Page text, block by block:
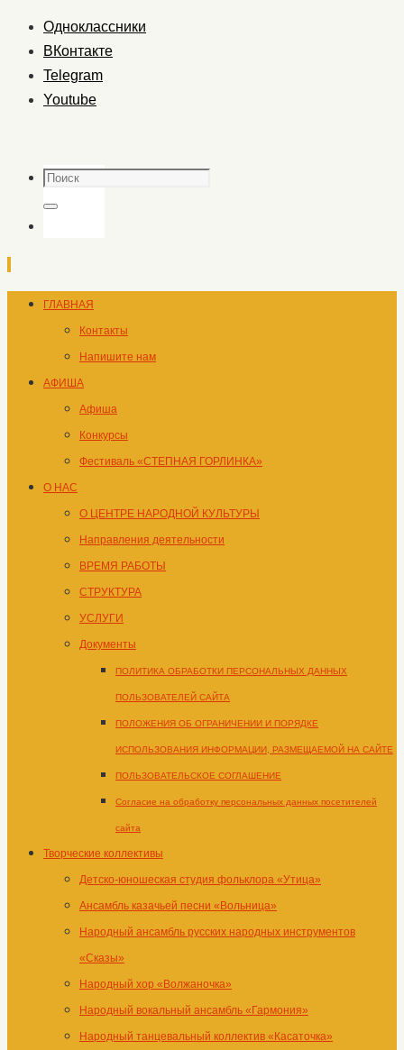
Одноклассники
ВКонтакте
Telegram
Youtube
Поиск
Поиск
Перейти
содержимому
ГЛАВНАЯ
Контакты
Напишите нам
АФИША
Афиша
Конкурсы
Фестиваль «СТЕПНАЯ ГОРЛИНКА»
О НАС
О ЦЕНТРЕ НАРОДНОЙ КУЛЬТУРЫ
Направления деятельности
ВРЕМЯ РАБОТЫ
СТРУКТУРА
УСЛУГИ
Документы
ПОЛИТИКА ОБРАБОТКИ ПЕРСОНАЛЬНЫХ ДАННЫХ
ПОЛЬЗОВАТЕЛЕЙ САЙТА
ПОЛОЖЕНИЯ ОБ ОГРАНИЧЕНИИ И ПОРЯДКЕ
ИСПОЛЬЗОВАНИЯ ИНФОРМАЦИИ, РАЗМЕЩАЕМОЙ НА САЙТЕ
ПОЛЬЗОВАТЕЛЬСКОЕ СОГЛАШЕНИЕ
Согласие на обработку персональных данных посетителей
сайта
Творческие коллективы
Детско-юношеская студия фольклора «Утица»
Ансамбль казачьей песни «Вольница»
Народный ансамбль русских народных инструментов
«Сказы»
Народный хор «Волжаночка»
Народный вокальный ансамбль «Гармония»
Народный танцевальный коллектив «Касаточка»